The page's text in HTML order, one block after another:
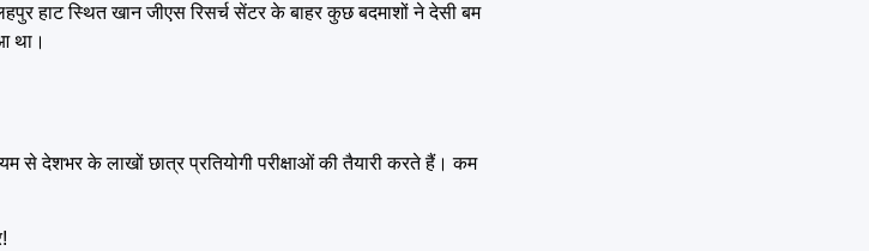
हाट स्थित खान जीएस रिसर्च सेंटर के बाहर कुछ बदमाशों ने देसी बम
था।
के लाखों छात्र प्रतियोगी परीक्षाओं की तैयारी करते हैं। कम